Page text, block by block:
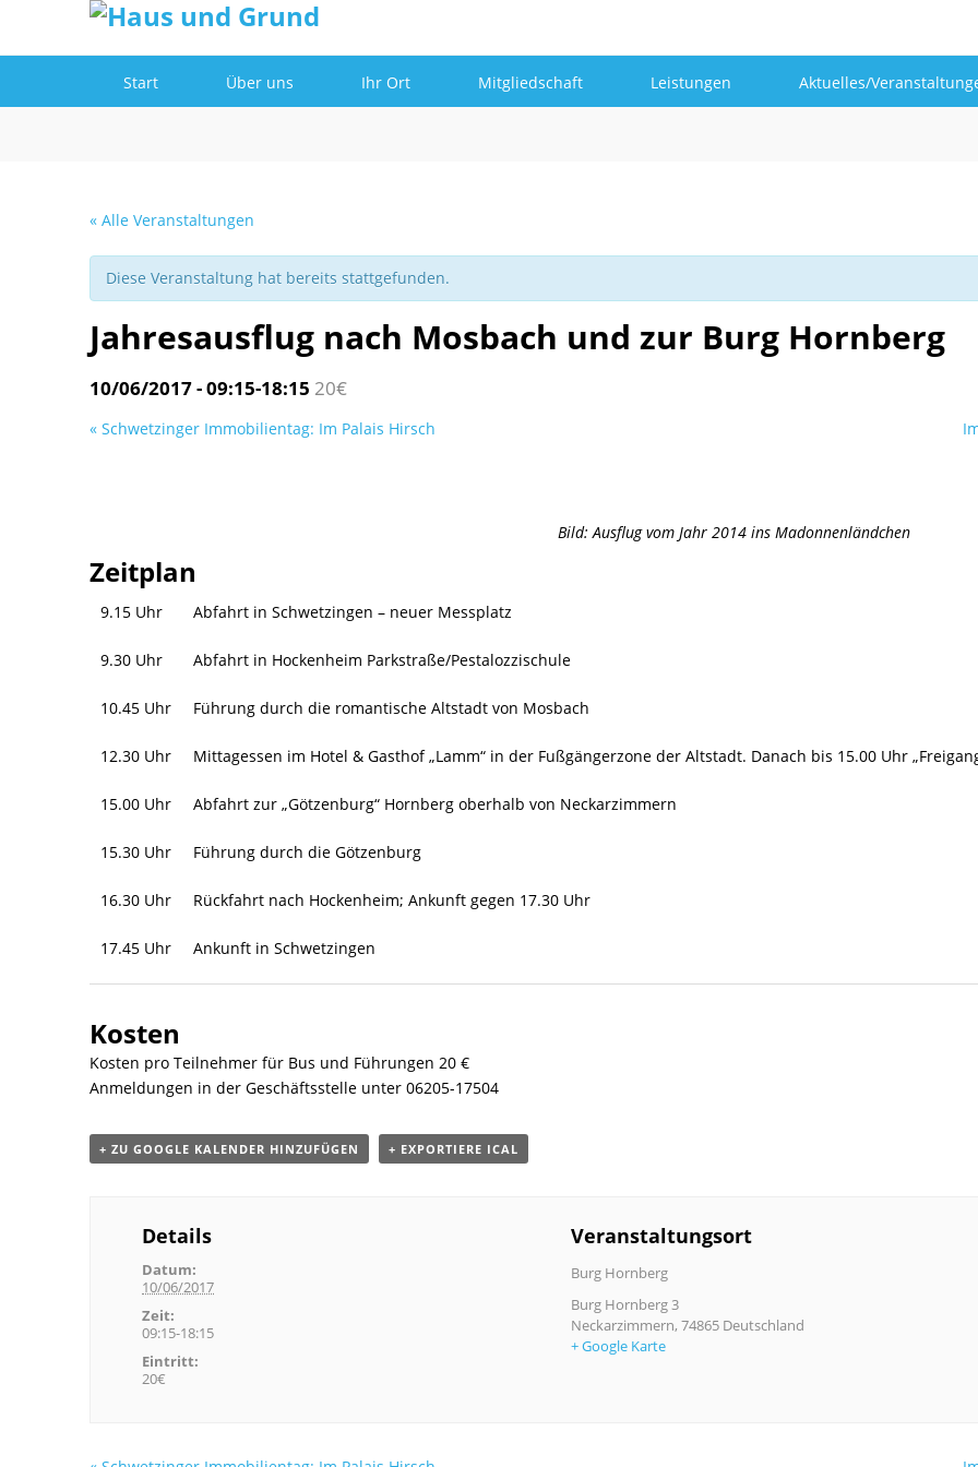
Start Über uns Ihr Ort Mitgliedschaft Leistungen Aktuelles/
« Alle Veranstaltungen
Diese Veranstaltung hat bereits stattgefunden.
Jahresausflug nach Mosbach und zur Burg Hornberg
10/06/2017 - 09:15-18:15 20€
« Schwetzinger Immobilientag: Im Palais Hirsch
Bild: Ausflug vom Jahr 2014 ins Madonnenländchen
Zeitplan
9.15 Uhr Abfahrt in Schwetzingen – neuer Messplatz
9.30 Uhr Abfahrt in Hockenheim Parkstraße/Pestalozzischule
10.45 Uhr Führung durch die romantische Altstadt von Mosbach
12.30 Uhr Mittagessen im Hotel & Gasthof „Lamm“ in der Fußgängerzone der Altstadt. Danach bis 15.00 Uhr
15.00 Uhr Abfahrt zur „Götzenburg“ Hornberg oberhalb von Neckarzimmern
15.30 Uhr Führung durch die Götzenburg
16.30 Uhr Rückfahrt nach Hockenheim; Ankunft gegen 17.30 Uhr
17.45 Uhr Ankunft in Schwetzingen
Kosten
Kosten pro Teilnehmer für Bus und Führungen 20 €
Anmeldungen in der Geschäftsstelle unter 06205-17504
+ ZU GOOGLE KALENDER HINZUFÜGEN + EXPORTIERE ICAL
Details
Datum:
10/06/2017
Zeit:
09:15-18:15
Eintritt:
20€
Veranstaltungsort
Burg Hornberg
Burg Hornberg 3
Neckarzimmern, 74865 Deutschland
+ Google Karte